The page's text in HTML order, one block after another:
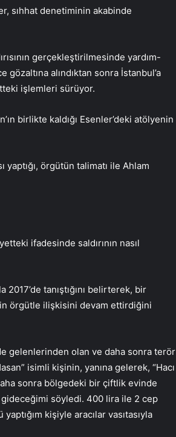
sıhhat denetiminin akabinde
gerçekleştirilmesinde yardım-
alındıktan sonra İstanbul’a
işlemleri sürüyor.
birlikte kaldığı Esenler’deki atölyenin
yaptığı, örgütün talimatı ile Ahlam
ifadesinde saldırının nasıl
tanıştığını belirterek, bir
örgütle ilişkisini devam ettirdiğini
gelenlerinden olan ve daha sonra terör
isimli kişinin, yanına gelerek, “Hacı
sonra bölgedeki bir çiftlik evinde
gideceğimi söyledi. 400 lira ile 2 cep
kişiyle aracılar vasıtasıyla